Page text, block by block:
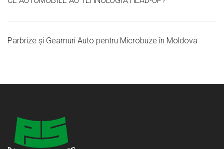
Parbrize și Geamuri Auto pentru Microbuze în Moldova